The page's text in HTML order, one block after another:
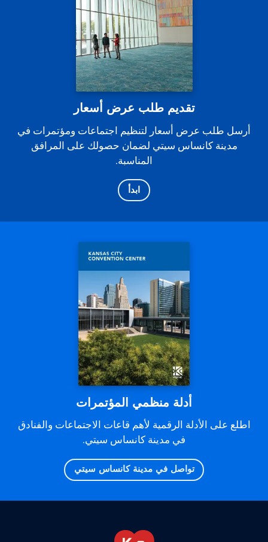
تقديم طلب عرض أسعار
أرسل طلب عرض أسعار لتنظيم اجتماعات ومؤتمرات في
مدينة كانساس سيتي لضمان حصولك على المرافق
المناسبة.
ابدأ
أدلة منظمي المؤتمرات
اطلع على الأدلة الرقمية لأهم قاعات الاجتماعات والفنادق
في مدينة كانساس سيتي.
تواصل في مدينة كانساس سيتي